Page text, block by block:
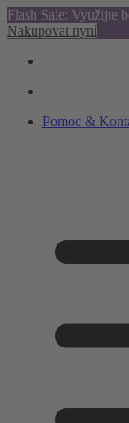
Flash Sale: Využijte
Nakupovat nyní
Pomoc &